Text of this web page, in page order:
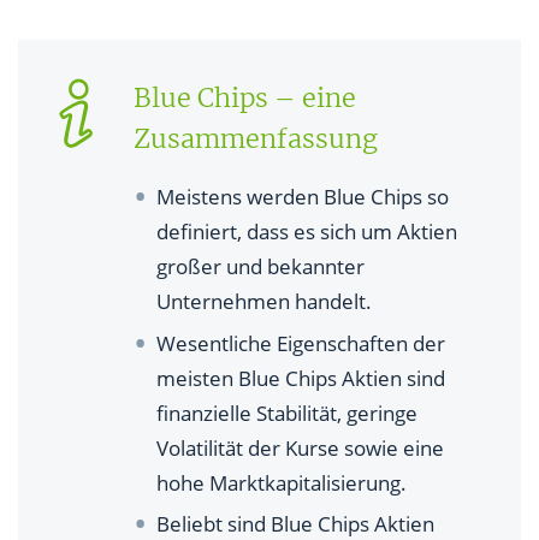
Blue Chips – eine
Zusammenfassung
Meistens werden Blue Chips so
definiert, dass es sich um Aktien
großer und bekannter
Unternehmen handelt.
Wesentliche Eigenschaften der
meisten Blue Chips Aktien sind
finanzielle Stabilität, geringe
Volatilität der Kurse sowie eine
hohe Marktkapitalisierung.
Beliebt sind Blue Chips Aktien